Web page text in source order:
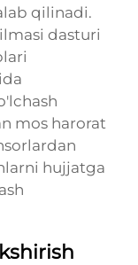
qilinadi.
dasturi
mos harorat
hujjatga